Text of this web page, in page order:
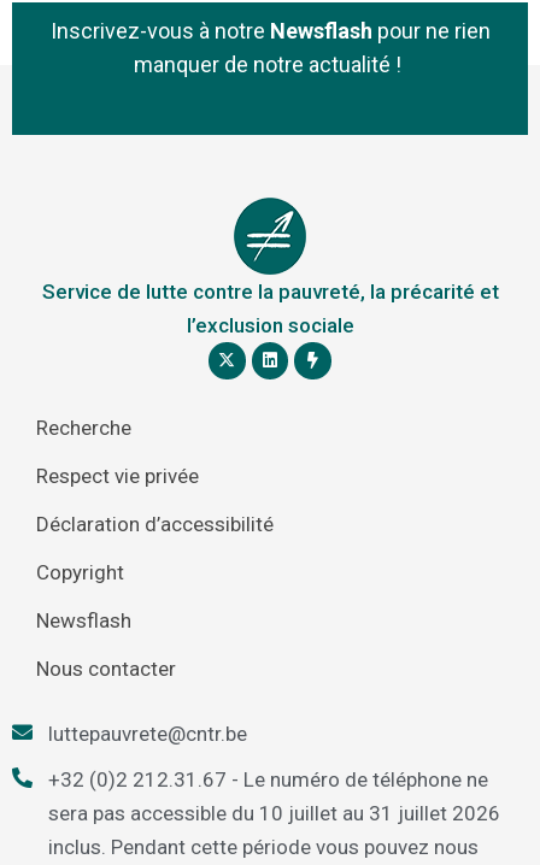
Inscrivez-vous à notre Newsflash pour ne rien
manquer de notre actualité !
Service de lutte contre la pauvreté, la précarité et
l’exclusion sociale
Recherche
Respect vie privée
Déclaration d’accessibilité
Copyright
Newsflash
Nous contacter
luttepauvrete@cntr.be
+32 (0)2 212.31.67 - Le numéro de téléphone ne
sera pas accessible du 10 juillet au 31 juillet 2026
inclus. Pendant cette période vous pouvez nous